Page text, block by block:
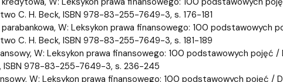
C. H. Beck, ISBN 978-83-255-7649-3, s. 176-181
W: Leksykon prawa finansowego: 100 podstawowych
C. H. Beck, ISBN 978-83-255-7649-3, s. 181-189
W: Leksykon prawa finansowego: 100 podstawowych pojęć /
ISBN 978-83-255-7649-3, s. 236-245
W: Leksykon prawa finansowego: 100 podstawowych pojęć /